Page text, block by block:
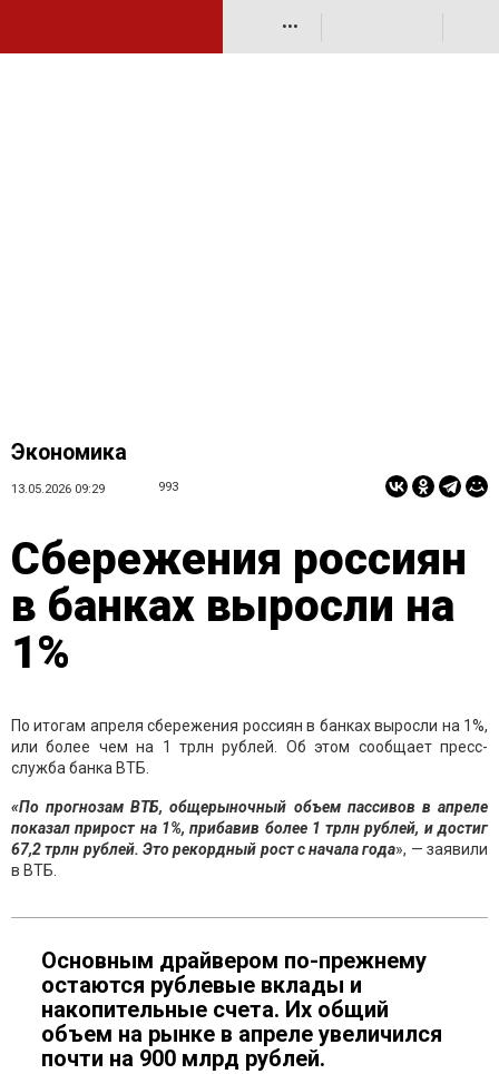
•••
Экономика
13.05.2026 09:29 993
Сбережения россиян
в банках выросли на
1%
По итогам апреля сбережения россиян в банках выросли на 1%,
или более чем на 1 трлн рублей. Об этом сообщает пресс-
служба банка ВТБ.
«По прогнозам ВТБ, общерыночный объем пассивов в апреле
показал прирост на 1%, прибавив более 1 трлн рублей, и достиг
67,2 трлн рублей. Это рекордный рост с начала года», — заявили
в ВТБ.
Основным драйвером по-прежнему
остаются рублевые вклады и
накопительные счета. Их общий
объем на рынке в апреле увеличился
почти на 900 млрд рублей.